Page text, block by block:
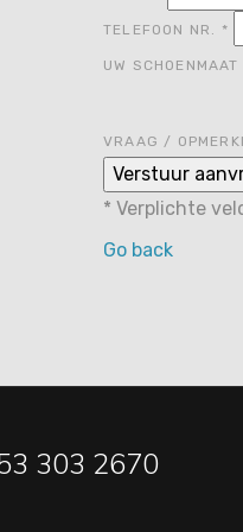
TELEFOON NR. *
UW SCHOENMAAT
VRAAG /
* Verplichte
Go back
303 2670